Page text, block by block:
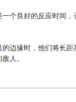
个良好的反应时间
的边缘时，他们将长距
人。